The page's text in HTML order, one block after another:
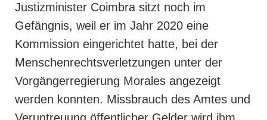
Justizminister Coimbra sitzt noch im
Gefängnis, weil er im Jahr 2020 eine
Kommission eingerichtet hatte, bei der
Menschenrechtsverletzungen unter der
Vorgängerregierung Morales angezeigt
werden konnten. Missbrauch des Amtes und